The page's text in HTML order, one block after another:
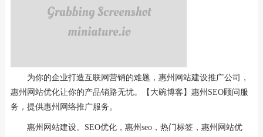
为你的企业打造互联网营销的难题，惠州网站建设推广公司，
惠州网站优化让你的产品销路无忧。【大碗博客】惠州SEO顾问服
务，提供惠州网络推广服务。
惠州网站建设。SEO优化，惠州seo，热门标签，惠州网站优